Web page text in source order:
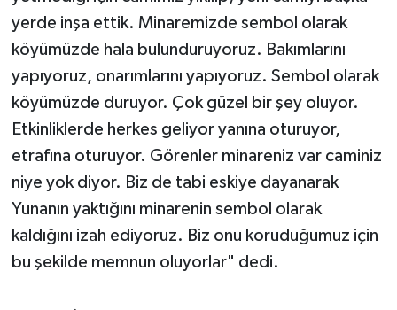
yerde inşa ettik. Minaremizde sembol olarak
köyümüzde hala bulunduruyoruz. Bakımlarını
yapıyoruz, onarımlarını yapıyoruz. Sembol olarak
köyümüzde duruyor. Çok güzel bir şey oluyor.
Etkinliklerde herkes geliyor yanına oturuyor,
etrafına oturuyor. Görenler minareniz var caminiz
niye yok diyor. Biz de tabi eskiye dayanarak
Yunanın yaktığını minarenin sembol olarak
kaldığını izah ediyoruz. Biz onu koruduğumuz için
bu şekilde memnun oluyorlar" dedi.